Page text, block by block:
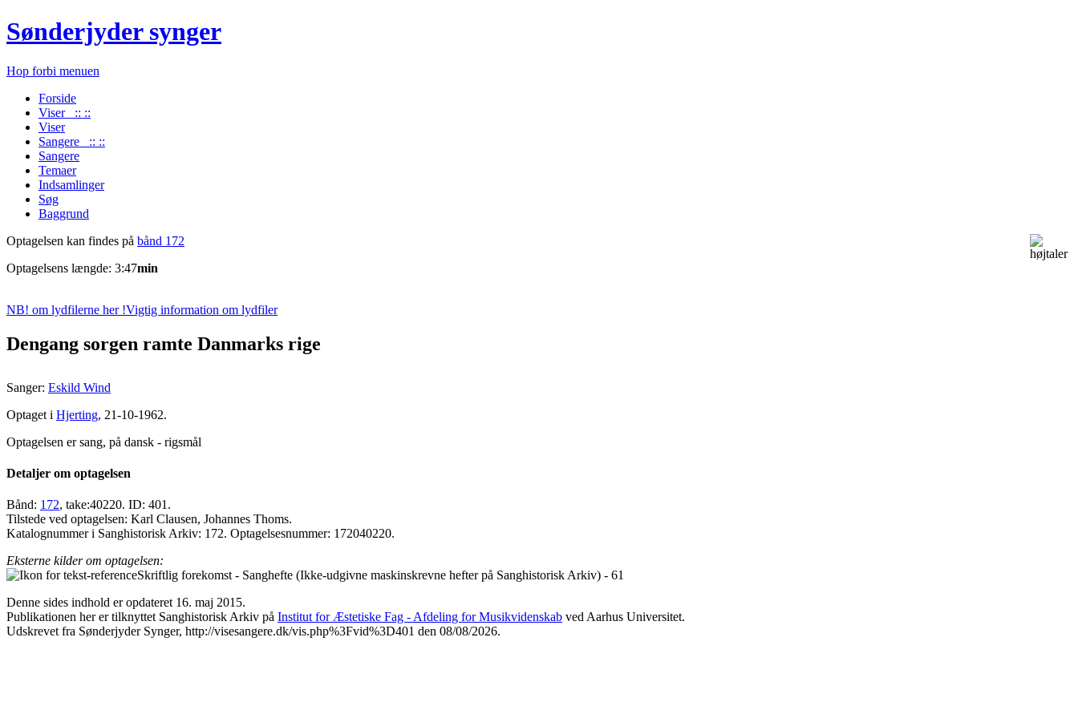
Sønderjyder synger
Hop forbi menuen
Forside
Viser :: ::
Viser
Sangere :: ::
Sangere
Temaer
Indsamlinger
Søg
Baggrund
Optagelsen kan findes på bånd 172
Optagelsens længde: 3:47min
NB! om lydfilerne her !Vigtig information om lydfiler
Dengang sorgen ramte Danmarks rige
Sanger: Eskild Wind
Optaget i Hjerting, 21-10-1962.
Optagelsen er sang, på dansk - rigsmål
Detaljer om optagelsen
Bånd: 172, take:40220. ID: 401.
Tilstede ved optagelsen: Karl Clausen, Johannes Thoms.
Katalognummer i Sanghistorisk Arkiv: 172. Optagelsesnummer: 172040220.
Eksterne kilder om optagelsen:
Skriftlig forekomst - Sanghefte (Ikke-udgivne maskinskrevne hefter på Sanghistorisk Arkiv) - 61
Denne sides indhold er opdateret 16. maj 2015.
Publikationen her er tilknyttet Sanghistorisk Arkiv på Institut for Æstetiske Fag - Afdeling for Musikvidenskab ved Aarhus Universitet.
Udskrevet fra Sønderjyder Synger, http://visesangere.dk/vis.php%3Fvid%3D401 den 08/08/2026.